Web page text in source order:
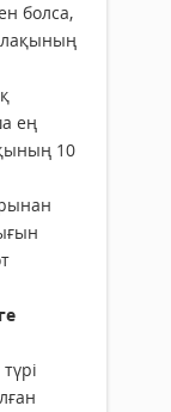
болса,
ең
10